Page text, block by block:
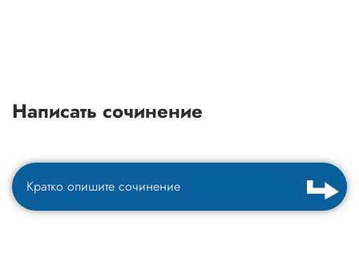
Написать сочинение